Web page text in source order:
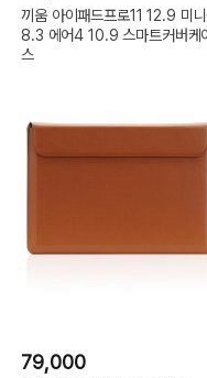
끼움 아이패드프로11 12.9 미
8.3 에어4 10.9 스마트커버케
스
79,000